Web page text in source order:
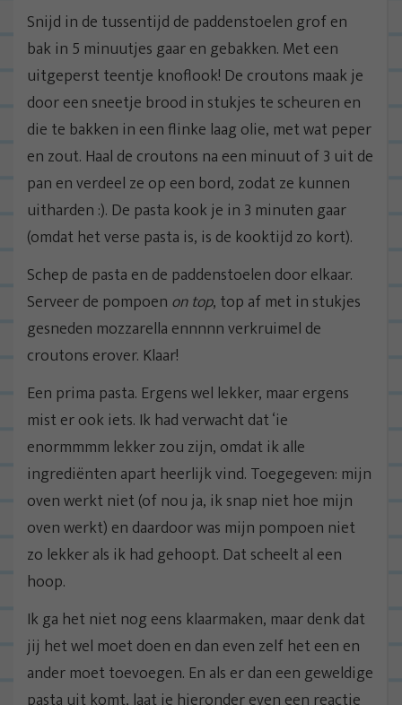
Snijd in de tussentijd de paddenstoelen grof en
bak in 5 minuutjes gaar en gebakken. Met een
uitgeperst teentje knoflook! De croutons maak je
door een sneetje brood in stukjes te scheuren en
die te bakken in een flinke laag olie, met wat peper
en zout. Haal de croutons na een minuut of 3 uit de
pan en verdeel ze op een bord, zodat ze kunnen
uitharden :). De pasta kook je in 3 minuten gaar
(omdat het verse pasta is, is de kooktijd zo kort).
Schep de pasta en de paddenstoelen door elkaar.
Serveer de pompoen on top, top af met in stukjes
gesneden mozzarella ennnnn verkruimel de
croutons erover. Klaar!
Een prima pasta. Ergens wel lekker, maar ergens
mist er ook iets. Ik had verwacht dat ‘ie
enormmmm lekker zou zijn, omdat ik alle
ingrediënten apart heerlijk vind. Toegegeven: mijn
oven werkt niet (of nou ja, ik snap niet hoe mijn
oven werkt) en daardoor was mijn pompoen niet
zo lekker als ik had gehoopt. Dat scheelt al een
hoop.
Ik ga het niet nog eens klaarmaken, maar denk dat
jij het wel moet doen en dan even zelf het een en
ander moet toevoegen. En als er dan een geweldige